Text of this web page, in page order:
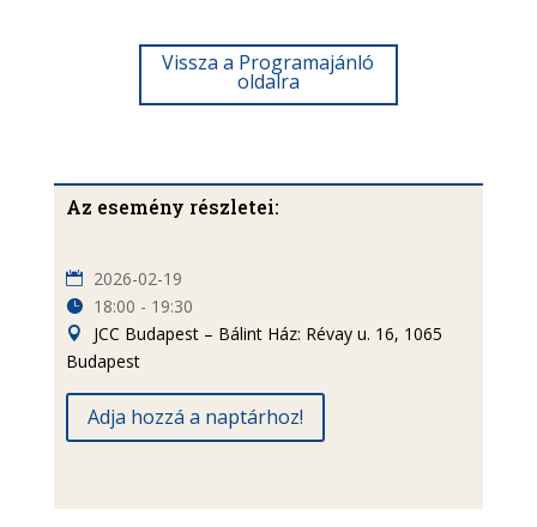
Vissza a Programajánló
oldalra
Az esemény részletei:
2026-02-19
18:00 - 19:30
JCC Budapest – Bálint Ház: Révay u. 16, 1065
Budapest
Adja hozzá a naptárhoz!